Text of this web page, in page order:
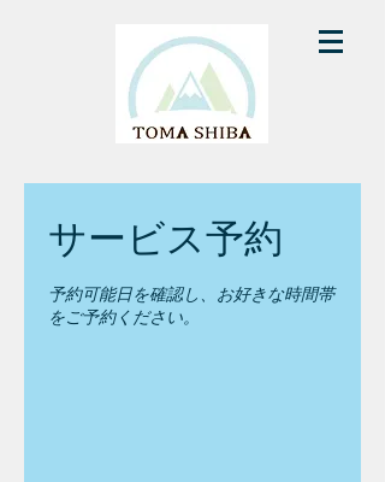
サービス予約
予約可能日を確認し、お好きな時間帯
をご予約ください。